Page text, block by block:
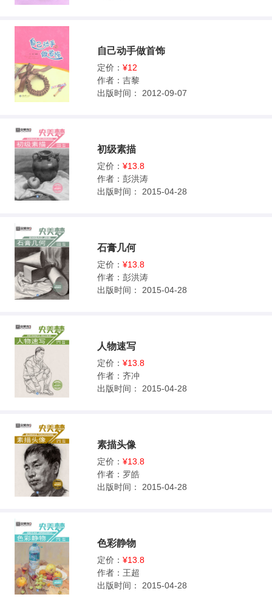
自己动手做首饰
定价： ¥12
作者： 吉黎
出版时间：
2012-09-07
初级素描
定价： ¥13.8
作者： 彭洪涛
出版时间：
2015-04-28
石膏几何
定价： ¥13.8
作者： 彭洪涛
出版时间：
2015-04-28
人物速写
定价： ¥13.8
作者： 齐冲
出版时间：
2015-04-28
素描头像
定价： ¥13.8
作者： 罗皓
出版时间：
2015-04-28
色彩静物
定价： ¥13.8
作者： 王超
出版时间：
2015-04-28